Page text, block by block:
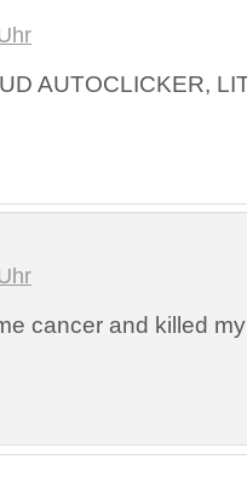
AUTOCLICKER,
cancer and killed my